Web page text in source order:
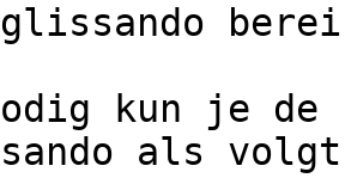
kun je
als